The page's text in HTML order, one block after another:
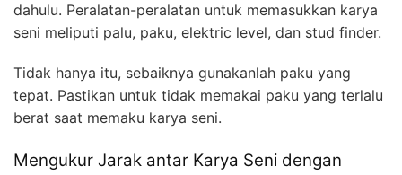
dahulu. Peralatan-peralatan untuk memasukkan karya
seni meliputi palu, paku, elektric level, dan stud finder.
Tidak hanya itu, sebaiknya gunakanlah paku yang
tepat. Pastikan untuk tidak memakai paku yang terlalu
berat saat memaku karya seni.
Mengukur Jarak antar Karya Seni dengan